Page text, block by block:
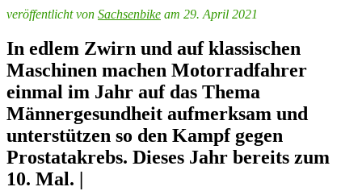
veröffentlicht von Sachsenbike am 29. April 2021
In edlem Zwirn und auf klassischen
Maschinen machen Motorradfahrer
einmal im Jahr auf das Thema
Männergesundheit aufmerksam und
unterstützen so den Kampf gegen
Prostatakrebs. Dieses Jahr bereits zum
10. Mal. |